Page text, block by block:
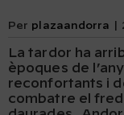
Per plazaandorra
La tardor ha
èpoques de
reconfortants i
combatre el